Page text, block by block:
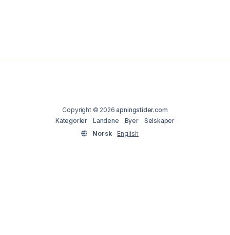
Copyright © 2026apningstider.com
Kategorier
Landene Byer
Selskaper
Norsk
English